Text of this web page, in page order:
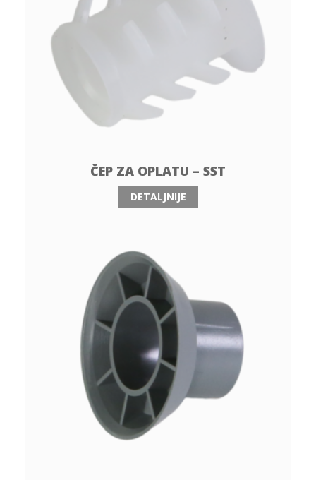
ČEP ZA OPLATU – SST
DETALJNIJE